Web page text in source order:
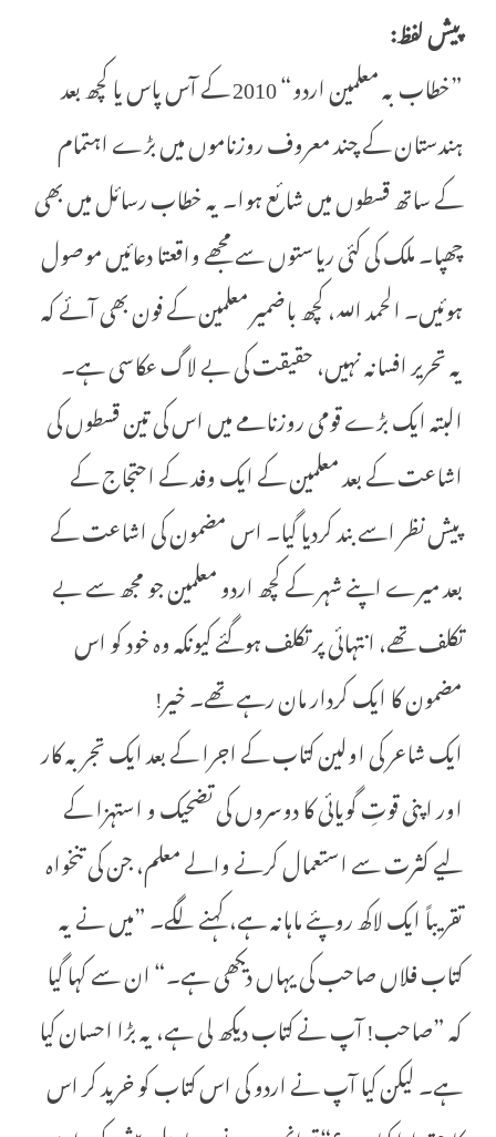
پیش لفظ:
”خطاب بہ معلمین اردو“ 2010 کے آس پاس یا کچھ بعد
ہندستان کے چند معروف روزناموں میں بڑے اہتمام
کے ساتھ قسطوں میں شائع ہوا۔ یہ خطاب رسائل میں بھی
چھپا۔ ملک کی کئی ریاستوں سے مجھے واقعتا دعائیں موصول
ہوئیں۔ الحمد اللہ، کچھ باضمیر معلمین کے فون بھی آئے کہ
یہ تحریر افسانہ نہیں، حقیقت کی بے لاگ عکاسی ہے۔
البتہ ایک بڑے قومی روزنامے میں اس کی تین قسطوں کی
اشاعت کے بعد معلمین کے ایک وفد کے احتجاج کے
پیش نظر اسے بند کردیا گیا۔ اس مضمون کی اشاعت کے
بعد میرے اپنے شہر کے کچھ اردو معلمین جو مجھ سے بے
تکلف تھے، انتہائی پر تکلف ہوگئے کیونکہ وہ خود کو اس
مضمون کا ایک کردار مان رہے تھے۔ خیر!
ایک شاعر کی اولین کتاب کے اجرا کے بعد ایک تجربہ کار
اور اپنی قوتِ گویائی کا دوسروں کی تضحیک و استہزا کے
لیے کثرت سے استعمال کرنے والے معلم، جن کی تنخواہ
تقریباً ایک لاکھ روپئے ماہانہ ہے، کہنے لگے۔ ”میں نے یہ
کتاب فلاں صاحب کی یہاں دیکھی ہے۔“ ان سے کہا گیا
کہ ”صاحب! آپ نے کتاب دیکھ لی ہے، یہ بڑا احسان کیا
ہے۔ لیکن کیا آپ نے اردو کی اس کتاب کو خرید کر اس